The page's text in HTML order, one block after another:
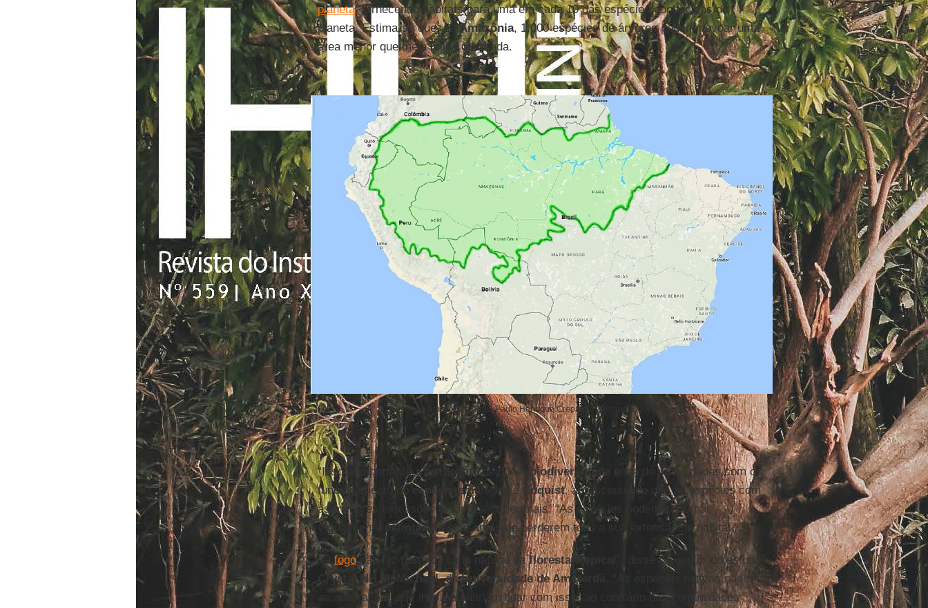
planeta, fornecendo habitats para uma em cada 10 das espécies conhecidas do
planeta. Estima-se que, naAmazônia, 1.000 espécies de árvores podem povoar uma
área menor que meia milha quadrada.
Bacia amazônica (Foto: Paulo Henrique Crepaldi | Wikimedia Commons)
“Isso é importante à luz do fato de que a biodiversidade
anda de mãos dadas com o
funcionamento do ecossistema ”, disseEnquist, acrescentando que as espécies com
as menores extensões tendem a sofrer mais. “As espécies podem se tornar
virtualmente
extintasmesmo antes de perderem toda a sua extensão de habitat.”
“O fogonão faz parte do ciclo natural dafloresta tropical
”, disse o coautor do estudo
Crystal NH McMichael, daUniversidade de Amsterdã
. “As espécies nativas não têm
as adaptações que lhes permitiriam lidar com isso, ao contrário das comunidades